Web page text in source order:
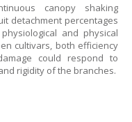
canopy shaking
detachment percentages
and physical
cultivars, both efficiency
could respond to
rigidity of the branches.